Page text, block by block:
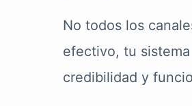
No todos los
efectivo, tu
credibilidad y